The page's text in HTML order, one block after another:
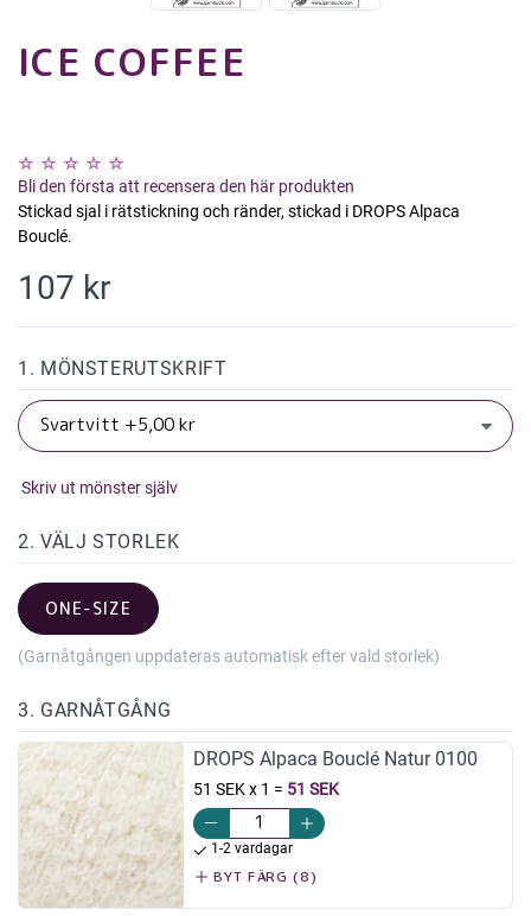
ICE COFFEE
Bli den första att recensera den här produkten
Stickad sjal i rätstickning och ränder, stickad i DROPS Alpaca
Bouclé.
107 kr
1. MÖNSTERUTSKRIFT
Skriv ut mönster själv
2. VÄLJ STORLEK
ONE-SIZE
(Garnåtgången uppdateras automatisk efter vald storlek)
3. GARNÅTGÅNG
DROPS Alpaca Bouclé Natur 0100
51 SEK x 1 = 51 SEK
1-2 vardagar
BYT FÄRG (8)